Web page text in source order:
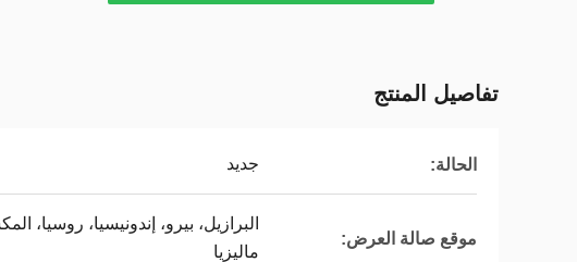
تفاصيل المنتج
الحالة: جديد
موقع صالة العرض:
البرازيل، بيرو، إندونيسيا، روسيا،
ماليزيا